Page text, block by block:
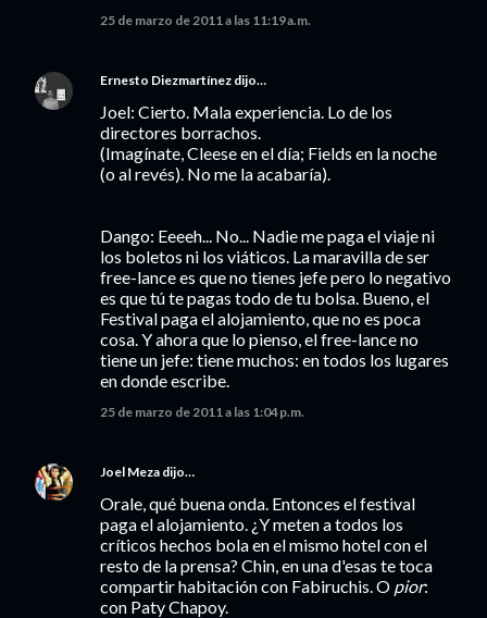
25 de marzo de 2011 a las 11:19 a.m.
Ernesto Diezmartínez dijo…
Joel: Cierto. Mala experiencia. Lo de los
directores borrachos.
(Imagínate, Cleese en el día; Fields en la noche
(o al revés). No me la acabaría).
Dango: Eeeeh... No... Nadie me paga el viaje ni
los boletos ni los viáticos. La maravilla de ser
free-lance es que no tienes jefe pero lo negativo
es que tú te pagas todo de tu bolsa. Bueno, el
Festival paga el alojamiento, que no es poca
cosa. Y ahora que lo pienso, el free-lance no
tiene un jefe: tiene muchos: en todos los lugares
en donde escribe.
25 de marzo de 2011 a las 1:04 p.m.
Joel Meza dijo…
Orale, qué buena onda. Entonces el festival
paga el alojamiento. ¿Y meten a todos los
críticos hechos bola en el mismo hotel con el
resto de la prensa? Chin, en una d'esas te toca
compartir habitación con Fabiruchis. O pior:
con Paty Chapoy.